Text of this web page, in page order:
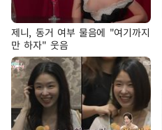
제니, 동거 여부 물음에 "여기까지
만 하자" 웃음